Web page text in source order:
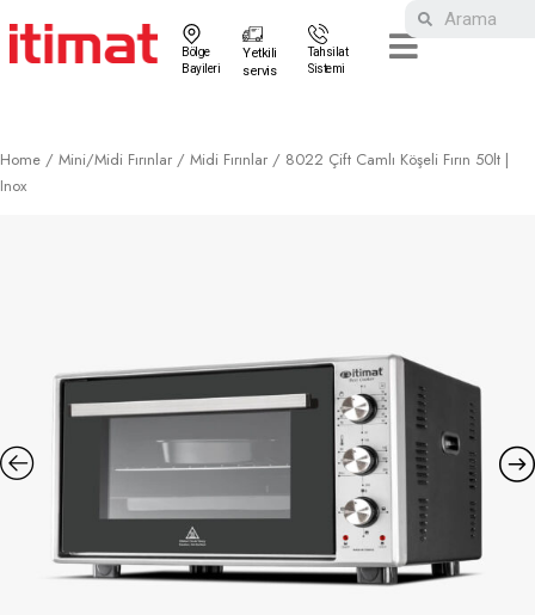
Bölge
Bayileri
Yetkili
servis
Tahsilat
Sistemi
Home / Mini/Midi Fırınlar / Midi Fırınlar / 8022 Çift Camlı Köşeli Fırın 50lt |
Inox